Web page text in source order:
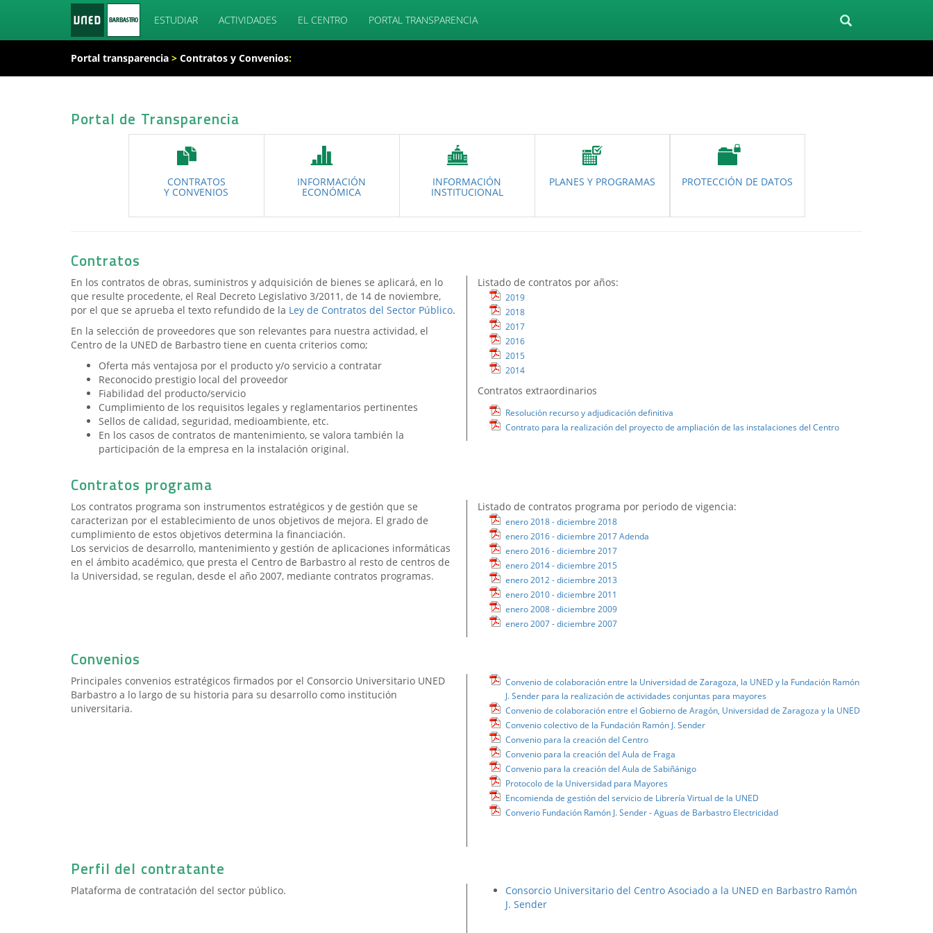
ESTUDIAR ACTIVIDADES EL CENTRO PORTAL TRANSPARENCIA
Portal transparencia > Contratos y Convenios:
Portal de Transparencia
CONTRATOS
Y CONVENIOS
INFORMACIÓN
ECONÓMICA
INFORMACIÓN
INSTITUCIONAL
PLANES Y PROGRAMAS PROTECCIÓN DE DATOS
Contratos
En los contratos de obras, suministros y adquisición de bienes se aplicará, en lo
que resulte procedente, el Real Decreto Legislativo 3/2011, de 14 de noviembre,
por el que se aprueba el texto refundido de la Ley de Contratos del Sector Público.
En la selección de proveedores que son relevantes para nuestra actividad, el
Centro de la UNED de Barbastro tiene en cuenta criterios como;
Oferta más ventajosa por el producto y/o servicio a contratar
Reconocido prestigio local del proveedor
Fiabilidad del producto/servicio
Cumplimiento de los requisitos legales y reglamentarios pertinentes
Sellos de calidad, seguridad, medioambiente, etc.
En los casos de contratos de mantenimiento, se valora también la
participación de la empresa en la instalación original.
Listado de contratos por años:
2019
2018
2017
2016
2015
2014
Contratos extraordinarios
Resolución recurso y adjudicación definitiva
Contrato para la realización del proyecto de ampliación de las instalaciones del Centro
Contratos programa
Los contratos programa son instrumentos estratégicos y de gestión que se
caracterizan por el establecimiento de unos objetivos de mejora. El grado de
cumplimiento de estos objetivos determina la financiación.
Los servicios de desarrollo, mantenimiento y gestión de aplicaciones informáticas
en el ámbito académico, que presta el Centro de Barbastro al resto de centros de
la Universidad, se regulan, desde el año 2007, mediante contratos programas.
Listado de contratos programa por periodo de vigencia:
enero 2018 - diciembre 2018
enero 2016 - diciembre 2017 Adenda
enero 2016 - diciembre 2017
enero 2014 - diciembre 2015
enero 2012 - diciembre 2013
enero 2010 - diciembre 2011
enero 2008 - diciembre 2009
enero 2007 - diciembre 2007
Convenios
Principales convenios estratégicos firmados por el Consorcio Universitario UNED
Barbastro a lo largo de su historia para su desarrollo como institución
universitaria.
Convenio de colaboración entre la Universidad de Zaragoza, la UNED y la Fundación Ramón
J. Sender para la realización de actividades conjuntas para mayores
Convenio de colaboración entre el Gobierno de Aragón, Universidad de Zaragoza y la UNED
Convenio colectivo de la Fundación Ramón J. Sender
Convenio para la creación del Centro
Convenio para la creación del Aula de Fraga
Convenio para la creación del Aula de Sabiñánigo
Protocolo de la Universidad para Mayores
Encomienda de gestión del servicio de Librería Virtual de la UNED
Converio Fundación Ramón J. Sender - Aguas de Barbastro Electricidad
Perfil del contratante
Plataforma de contratación del sector público.
Consorcio Universitario del Centro Asociado a la UNED en Barbastro Ramón
J. Sender